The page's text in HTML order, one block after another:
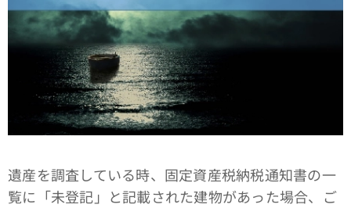
遺産を調査している時、固定資産税納税通知書の一
覧に「未登記」と記載された建物があった場合、ご